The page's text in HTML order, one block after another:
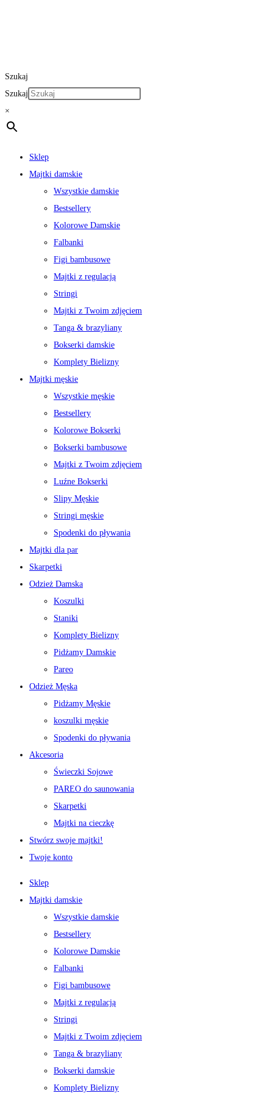
Szukaj
Szukaj
×
Sklep
Majtki damskie
Wszystkie damskie
Bestsellery
Kolorowe Damskie
Falbanki
Figi bambusowe
Majtki z regulacją
Stringi
Majtki z Twoim zdjęciem
Tanga & brazyliany
Bokserki damskie
Komplety Bielizny
Majtki męskie
Wszystkie męskie
Bestsellery
Kolorowe Bokserki
Bokserki bambusowe
Majtki z Twoim zdjęciem
Luźne Bokserki
Slipy Męskie
Stringi męskie
Spodenki do pływania
Majtki dla par
Skarpetki
Odzież Damska
Koszulki
Staniki
Komplety Bielizny
Pidżamy Damskie
Pareo
Odzież Męska
Pidżamy Męskie
koszulki męskie
Spodenki do pływania
Akcesoria
Świeczki Sojowe
PAREO do saunowania
Skarpetki
Majtki na cieczkę
Stwórz swoje majtki!
Twoje konto
Sklep
Majtki damskie
Wszystkie damskie
Bestsellery
Kolorowe Damskie
Falbanki
Figi bambusowe
Majtki z regulacją
Stringi
Majtki z Twoim zdjęciem
Tanga & brazyliany
Bokserki damskie
Komplety Bielizny